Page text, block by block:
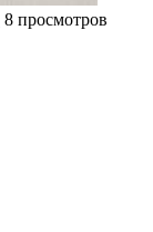
8 просмотров